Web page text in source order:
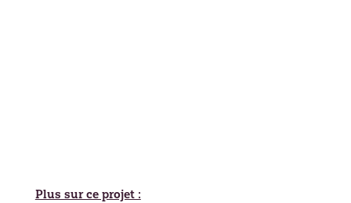
Plus sur ce projet :